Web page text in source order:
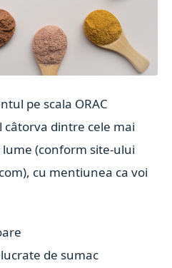
pe scala ORAC
dintre cele mai
(conform site-ului
cu mentiunea ca voi
de sumac